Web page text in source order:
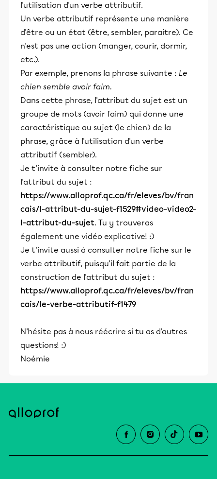
l'utilisation d'un verbe attributif.
Un verbe attributif représente une manière
d'être ou un état (être, sembler, paraitre). Ce
n'est pas une action (manger, courir, dormir,
etc.).
Par exemple, prenons la phrase suivante : Le
chien semble avoir faim.
Dans cette phrase, l'attribut du sujet est un
groupe de mots (avoir faim) qui donne une
caractéristique au sujet (le chien) de la
phrase, grâce à l'utilisation d'un verbe
attributif (sembler).
Je t'invite à consulter notre fiche sur
l'attribut du sujet :
https://www.alloprof.qc.ca/fr/eleves/bv/fran
cais/l-attribut-du-sujet-f1529#video-video2-
l-attribut-du-sujet. Tu y trouveras
également une vidéo explicative! :)
Je t'invite aussi à consulter notre fiche sur le
verbe attributif, puisqu'il fait partie de la
construction de l'attribut du sujet :
https://www.alloprof.qc.ca/fr/eleves/bv/fran
cais/le-verbe-attributif-f1479
N'hésite pas à nous réécrire si tu as d'autres
questions! :)
Noémie